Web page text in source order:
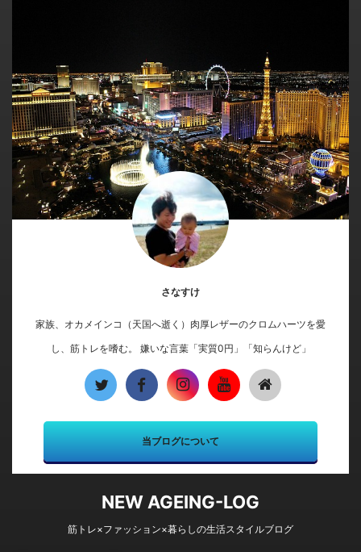
さなすけ
家族、オカメインコ（天国へ逝く）肉厚レザーのクロムハーツを愛
し、筋トレを嗜む。 嫌いな言葉「実質0円」「知らんけど」
当ブログについて
NEW AGEING-LOG
筋トレ×ファッション×暮らしの生活スタイルブログ